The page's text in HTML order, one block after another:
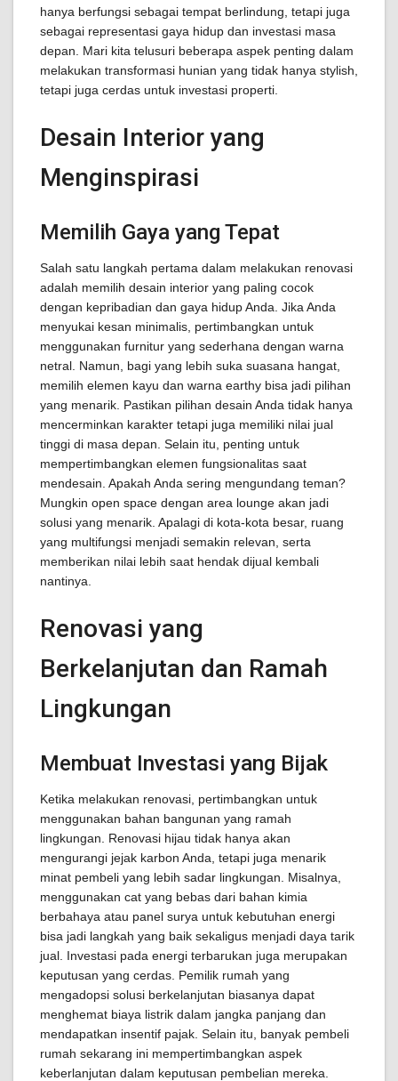
hanya berfungsi sebagai tempat berlindung, tetapi juga
sebagai representasi gaya hidup dan investasi masa
depan. Mari kita telusuri beberapa aspek penting dalam
melakukan transformasi hunian yang tidak hanya stylish,
tetapi juga cerdas untuk investasi properti.
Desain Interior yang
Menginspirasi
Memilih Gaya yang Tepat
Salah satu langkah pertama dalam melakukan renovasi
adalah memilih desain interior yang paling cocok
dengan kepribadian dan gaya hidup Anda. Jika Anda
menyukai kesan minimalis, pertimbangkan untuk
menggunakan furnitur yang sederhana dengan warna
netral. Namun, bagi yang lebih suka suasana hangat,
memilih elemen kayu dan warna earthy bisa jadi pilihan
yang menarik. Pastikan pilihan desain Anda tidak hanya
mencerminkan karakter tetapi juga memiliki nilai jual
tinggi di masa depan. Selain itu, penting untuk
mempertimbangkan elemen fungsionalitas saat
mendesain. Apakah Anda sering mengundang teman?
Mungkin open space dengan area lounge akan jadi
solusi yang menarik. Apalagi di kota-kota besar, ruang
yang multifungsi menjadi semakin relevan, serta
memberikan nilai lebih saat hendak dijual kembali
nantinya.
Renovasi yang
Berkelanjutan dan Ramah
Lingkungan
Membuat Investasi yang Bijak
Ketika melakukan renovasi, pertimbangkan untuk
menggunakan bahan bangunan yang ramah
lingkungan. Renovasi hijau tidak hanya akan
mengurangi jejak karbon Anda, tetapi juga menarik
minat pembeli yang lebih sadar lingkungan. Misalnya,
menggunakan cat yang bebas dari bahan kimia
berbahaya atau panel surya untuk kebutuhan energi
bisa jadi langkah yang baik sekaligus menjadi daya tarik
jual. Investasi pada energi terbarukan juga merupakan
keputusan yang cerdas. Pemilik rumah yang
mengadopsi solusi berkelanjutan biasanya dapat
menghemat biaya listrik dalam jangka panjang dan
mendapatkan insentif pajak. Selain itu, banyak pembeli
rumah sekarang ini mempertimbangkan aspek
keberlanjutan dalam keputusan pembelian mereka.